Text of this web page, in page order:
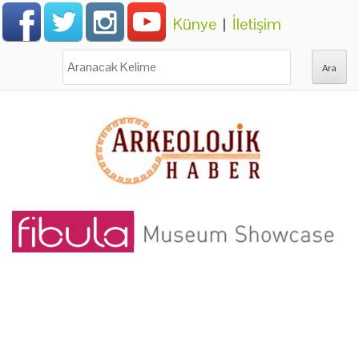
Künye | İletişim